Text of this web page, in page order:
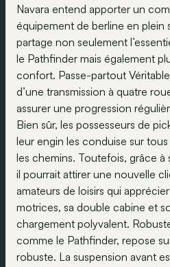
Navara entend apporter un
équipement de berline en plein
partage non seulement
le Pathfinder mais également
confort. Passe-partout
d’une transmission à quatre
assurer une progression
Bien sûr, les possesseurs de
leur engin les conduise sur
les chemins. Toutefois, grâce
il pourrait attirer une nouvelle
amateurs de loisirs qui
motrices, sa double cabine et
chargement polyvalent.
comme le Pathfinder, repose
robuste. La suspension avant